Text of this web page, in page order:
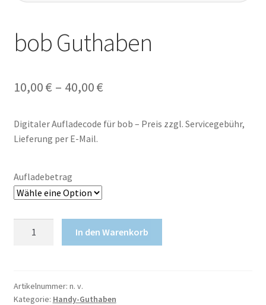
bob Guthaben
10,00€ – 40,00€
Digitaler Aufladecode für bob – Preis zzgl. Servicegebühr,
Lieferung per E-Mail.
Aufladebetrag
In den Warenkorb
Artikelnummer: n. v.
Kategorie: Handy-Guthaben